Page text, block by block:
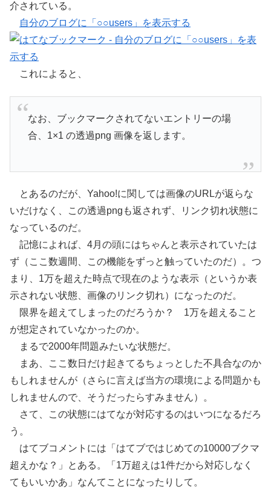
介されている。
自分のブログに「○○users」を表示する
これによると、
なお、ブックマークされてないエントリーの場
合、1×1 の透過png 画像を返します。
とあるのだが、Yahoo!に関しては画像のURLが返らな
いだけなく、この透過pngも返されず、リンク切れ状態に
なっているのだ。
記憶によれば、4月の頭にはちゃんと表示されていたは
ず（ここ数週間、この機能をずっと触っていたのだ）。つ
まり、1万を超えた時点で現在のような表示（というか表
示されない状態、画像のリンク切れ）になったのだ。
限界を超えてしまったのだろうか？ 1万を超えること
が想定されていなかったのか。
まるで2000年問題みたいな状態だ。
まあ、ここ数日だけ起きてるちょっとした不具合なのか
もしれませんが（さらに言えば当方の環境による問題かも
しれませんので、そうだったらすみません）。
さて、この状態にはてなが対応するのはいつになるだろ
う。
はてブコメントには「はてブではじめての10000ブクマ
超えかな？」とある。「1万超えは1件だから対応しなく
てもいいかあ」なんてことになったりして。